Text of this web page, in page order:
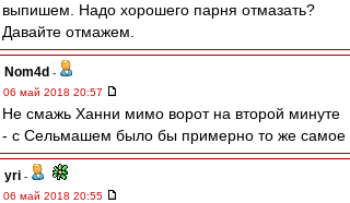
выпишем. Надо хорошего парня отмазать?
Давайте отмажем.
Nom4d -
06 май 2018 20:57
Не смажь Ханни мимо ворот на второй минуте
- с Сельмашем было бы примерно то же самое
yri -
06 май 2018 20:55